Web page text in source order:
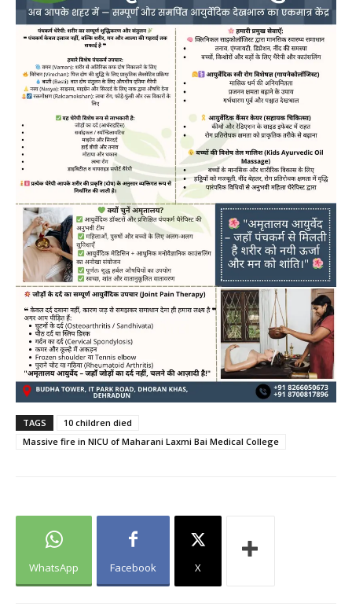
TAGS
10 children died
Massive fire in NICU of Maharani Laxmi Bai Medical College
WhatsApp Facebook X